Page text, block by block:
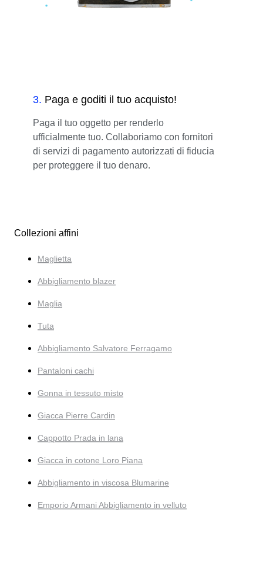
3. Paga e goditi il tuo acquisto!
Paga il tuo oggetto per renderlo
ufficialmente tuo. Collaboriamo con fornitori
di servizi di pagamento autorizzati di fiducia
per proteggere il tuo denaro.
Collezioni affini
Maglietta
Abbigliamento blazer
Maglia
Tuta
Abbigliamento Salvatore Ferragamo
Pantaloni cachi
Gonna in tessuto misto
Giacca Pierre Cardin
Cappotto Prada in lana
Giacca in cotone Loro Piana
Abbigliamento in viscosa Blumarine
Emporio Armani Abbigliamento in velluto